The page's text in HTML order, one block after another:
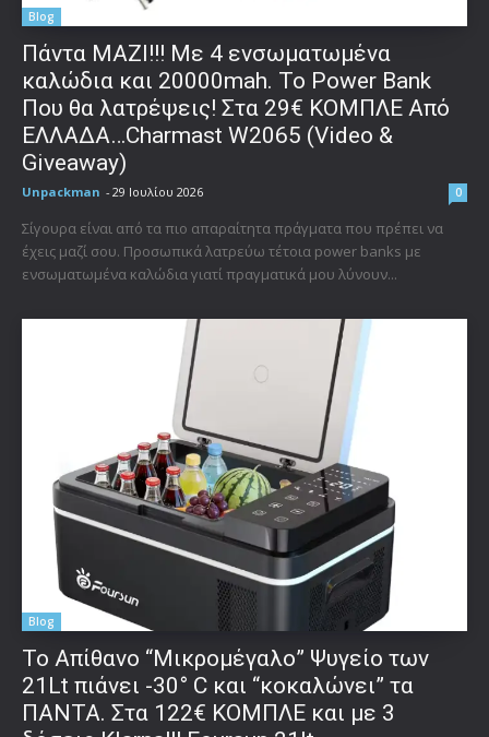
Blog
Πάντα ΜΑΖΙ!!! Με 4 ενσωματωμένα
καλώδια και 20000mah. Το Power Bank
Που θα λατρέψεις! Στα 29€ ΚΟΜΠΛΕ Από
ΕΛΛΑΔΑ…Charmast W2065 (Video &
Giveaway)
Unpackman - 29 Ιουλίου 2026 0
Σίγουρα είναι από τα πιο απαραίτητα πράγματα που πρέπει να
έχεις μαζί σου. Προσωπικά λατρεύω τέτοια power banks με
ενσωματωμένα καλώδια γιατί πραγματικά μου λύνουν...
Blog
Το Απίθανο “Μικρομέγαλο” Ψυγείο των
21Lt πιάνει -30° C και “κοκαλώνει” τα
ΠΑΝΤΑ. Στα 122€ ΚΟΜΠΛΕ και με 3